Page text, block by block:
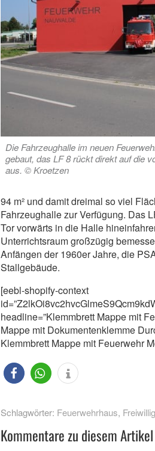
Die Fahrzeughalle im neuen
gebaut, das LF 8 rückt direkt auf die
aus. © Kroetzen
94 m² und damit dreimal so viel
Fahrzeughalle zur Verfügung. Das
Tor vorwärts in die Halle
Unterrichtsraum großzügig
Anfängen der 1960er Jahre, die
Stallgebäude.
[eebl-shopify-context
headline=”Klemmbrett Mappe mit
Mappe mit Dokumentenklemme
Klemmbrett Mappe mit Feuerwehr
Schlagwörter: Feuerwehrhaus,
Kommentare zu diesem Artikel